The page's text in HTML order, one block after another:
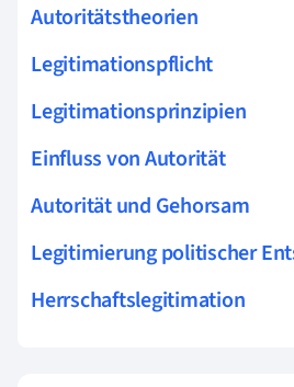
Autoritätstheorien
Legitimationspflicht
Legitimationsprinzipien
Einfluss von Autorität
Autorität und Gehorsam
Legitimierung politischer
Herrschaftslegitimation